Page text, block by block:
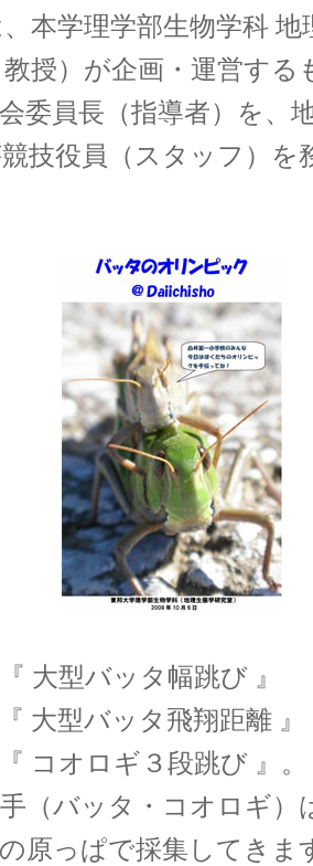
本学理学部生物学科 地
教授）が企画・運営す
委員長（指導者）を、
技役員（スタッフ）を
大型バッタ幅跳び 』
ッタ飛翔距離 』
ギ３段跳び 』。
（バッタ・コオロギ）
原っぱで採集してきま